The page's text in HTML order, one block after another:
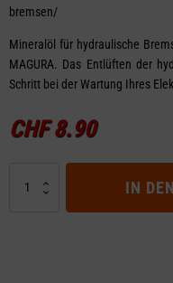
bremsen/
Mineralöl für hydraulische
MAGURA. Das Entlüften der
Schritt bei der Wartung Ihres
CHF8.90
HYDRAULISCHE
IN